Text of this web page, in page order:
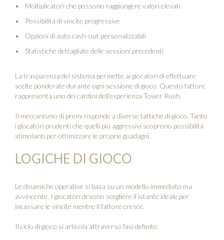
Moltiplicatori che possono raggiungere valori elevati
Possibilità di vincite progressive
Opzioni di auto cash-out personalizzabili
Statistiche dettagliate delle sessioni precedenti
La trasparenza del sistema permette ai giocatori di effettuare
scelte ponderate durante ogni sessione di gioco. Questo fattore
rappresenta uno dei cardini dell’esperienza Tower Rush.
Il meccanismo di premi risponde a diverse tattiche di gioco. Tanto
i giocatori prudenti che quelli più aggressivi scoprono possibilità
stimolanti per ottimizzare le proprie guadagni.
LOGICHE DI GIOCO
Le dinamiche operative si basa su un modello immediato ma
avvincente. I giocatori devono scegliere il istante ideale per
incassare le vincite mentre il fattore cresce.
Il ciclo di gioco si articola attraverso fasi definite: